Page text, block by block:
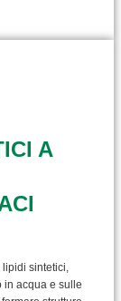
A
lipidi sintetici,
in acqua e sulle